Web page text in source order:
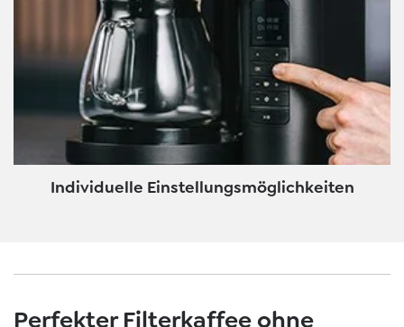
Individuelle Einstellungsmöglichkeiten
Perfekter Filterkaffee ohne